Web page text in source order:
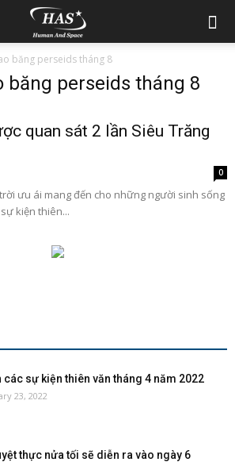
băng perseids tháng 8
băng perseids tháng 8
quan sát 2 lần Siêu Trăng
0
ưu ái mang đến cho những người sinh sống
kiện thiên...
các sự kiện thiên văn tháng 4 năm 2022
23, 2022
thực nửa tối sẽ diễn ra vào ngày 6